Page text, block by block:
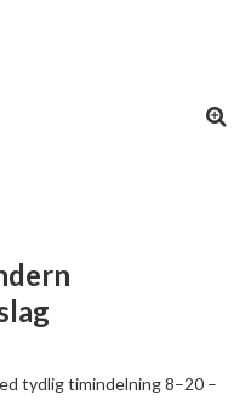
tydlig timindelning 8–20 –